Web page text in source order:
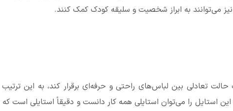
می‌توانند به ابراز شخصیت و سلیقه کودک کمک کنند.
تعادلی بین لباس‌های راحتی و حرفه‌ای برقرار کند، به این ترتیب
استایل را می‌توان استایلی همه کار دانست و دقیقاً استایلی است که